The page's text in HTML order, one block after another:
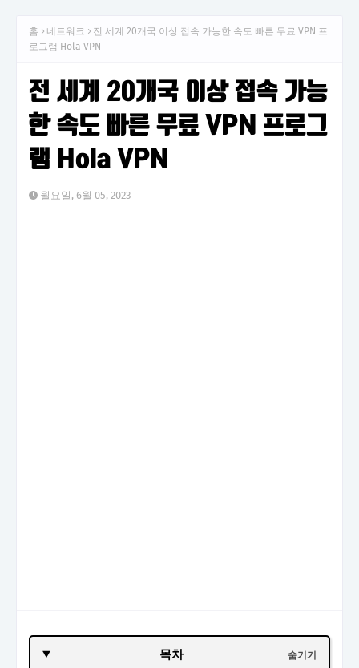
홈 네트워크
전 세계 20개국 이상 접속 가능한 속도 빠른 무료 VPN 프
로그램 Hola VPN
전 세계 20개국 이상 접속 가능
한 속도 빠른 무료 VPN 프로그
램 Hola VPN
월요일, 6월 05, 2023
목차